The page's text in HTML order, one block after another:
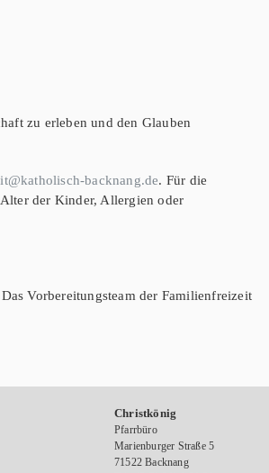
zu erleben und den Glauben
backnang.de. Für die
der Kinder, Allergien oder
Das Vorbereitungsteam der Familienfreizeit
Christkönig
Pfarrbüro
Marienburger Straße 5
71522 Backnang